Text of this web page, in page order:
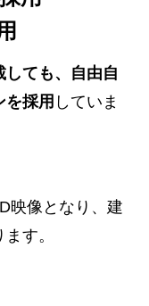
ても、自由自
を採用 していま
映像となり、建
す。